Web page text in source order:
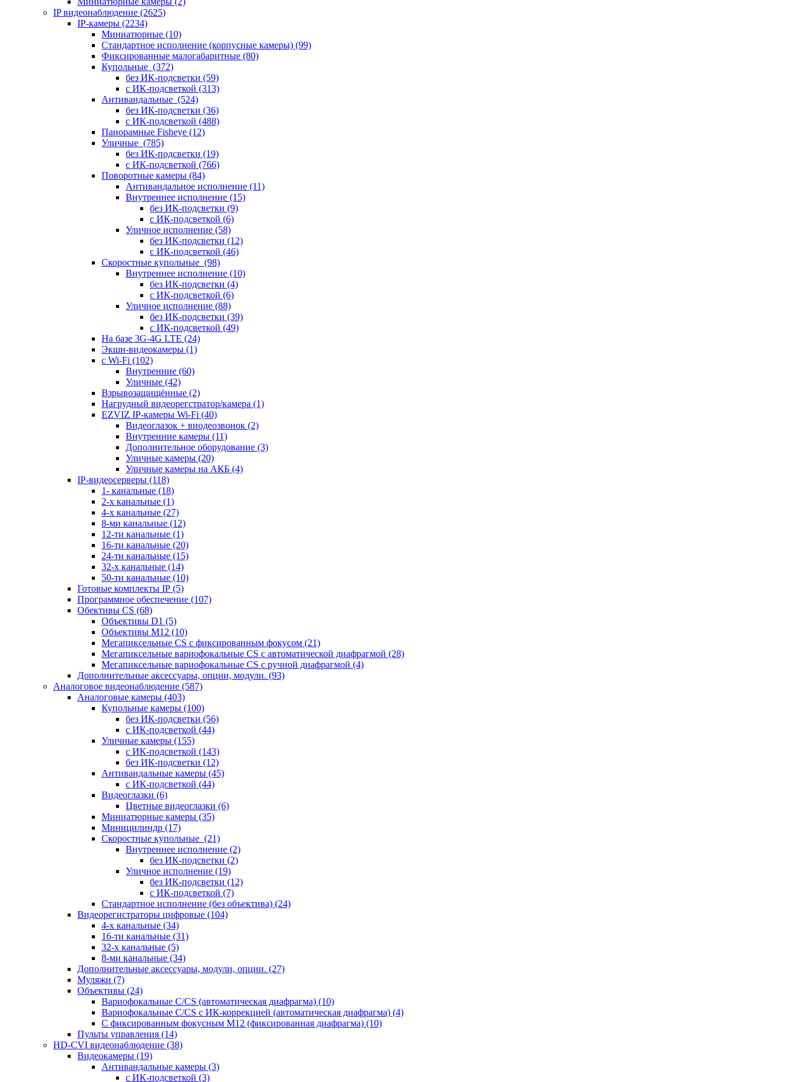
IP видеонаблюдение (2625)
IP-камеры (2234)
Миниатюрные (10)
Стандартное исполнение (корпусные камеры) (99)
Фиксированные малогабаритные (80)
Купольные (372)
без ИК-подсветки (59)
с ИК-подсветкой (313)
Антивандальные (524)
без ИК-подсветки (36)
с ИК-подсветкой (488)
Панорамные Fisheye (12)
Уличные (785)
без ИК-подсветки (19)
с ИК-подсветкой (766)
Поворотные камеры (84)
Антивандальное исполнение (11)
Внутреннее исполнение (15)
без ИК-подсветки (9)
с ИК-подсветкой (6)
Уличное исполнение (58)
без ИК-подсветки (12)
с ИК-подсветкой (46)
Скоростные купольные (98)
Внутреннее исполнение (10)
без ИК-подсветки (4)
с ИК-подсветкой (6)
Уличное исполнение (88)
без ИК-подсветки (39)
с ИК-подсветкой (49)
На базе 3G-4G LTE (24)
Экшн-видеокамеры (1)
с Wi-Fi (102)
Внутренние (60)
Уличные (42)
Взрывозащищённые (2)
Нагрудный видеорегстратор/камера (1)
EZVIZ IP-камеры Wi-Fi (40)
Видеоглазок + виодеозвонок (2)
Внутренние камеры (11)
Дополнительное оборудование (3)
Уличные камеры (20)
Уличные камеры на АКБ (4)
IP-видеосерверы (118)
1- канальные (18)
2-х канальные (1)
4-х канальные (27)
8-ми канальные (12)
12-ти канальные (1)
16-ти канальные (20)
24-ти канальные (15)
32-х канальные (14)
50-ти канальные (10)
Готовые комплекты IP (5)
Программное обеспечение (107)
Обективы CS (68)
Объективы D1 (5)
Объективы M12 (10)
Мегапиксельные CS c фиксированным фокусом (21)
Мегапиксельные вариофокальные CS c автоматической диафрагмой (28)
Мегапиксельные вариофокальные CS c ручной диафрагмой (4)
Дополнительные аксессуары, опции, модули. (93)
Аналоговое видеонаблюдение (587)
Аналоговые камеры (403)
Купольные камеры (100)
без ИК-подсветки (56)
с ИК-подсветкой (44)
Уличные камеры (155)
с ИК-подсветкой (143)
без ИК-подсветки (12)
Антивандальные камеры (45)
с ИК-подсветкой (44)
Видеоглазки (6)
Цветные видеоглазки (6)
Миниатюрные камеры (35)
Миницилиндр (17)
Скоростные купольные (21)
Внутреннее исполнение (2)
без ИК-подсветки (2)
Уличное исполнение (19)
без ИК-подсветки (12)
с ИК-подсветкой (7)
Стандартное исполнение (без объектива) (24)
Видеорегистраторы цифровые (104)
4-х канальные (34)
16-ти канальные (31)
32-х канальные (5)
8-ми канальные (34)
Дополнительные аксессуары, модули, опции. (27)
Муляжи (7)
Объективы (24)
Вариофокальные C/CS (автоматическая диафрагма) (10)
Вариофокальные C/CS с ИК-коррекцией (автоматическая диафрагма) (4)
С фиксированным фокусным М12 (фиксированная диафрагма) (10)
Пульты управления (14)
HD-CVI видеонаблюдение (38)
Видеокамеры (19)
Антивандальные камеры (3)
с ИК-подсветкой (3)